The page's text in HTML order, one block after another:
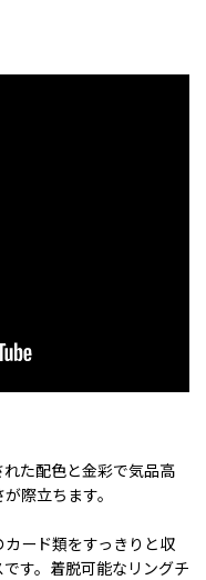
た配色と金彩で気品高
際立ちます。
ード類をすっきりと収
す。着脱可能なリングチ